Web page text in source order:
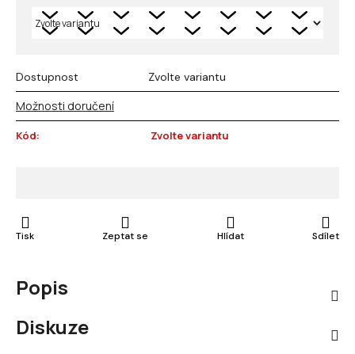
Dostupnost Zvolte variantu
Možnosti doručení
Kód: Zvolte variantu
Tisk Zeptat se Hlídat Sdílet
Popis
Diskuze